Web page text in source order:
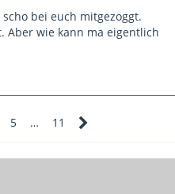
bei euch mitgezoggt.
Aber wie kann ma eigentlich
5 … 11